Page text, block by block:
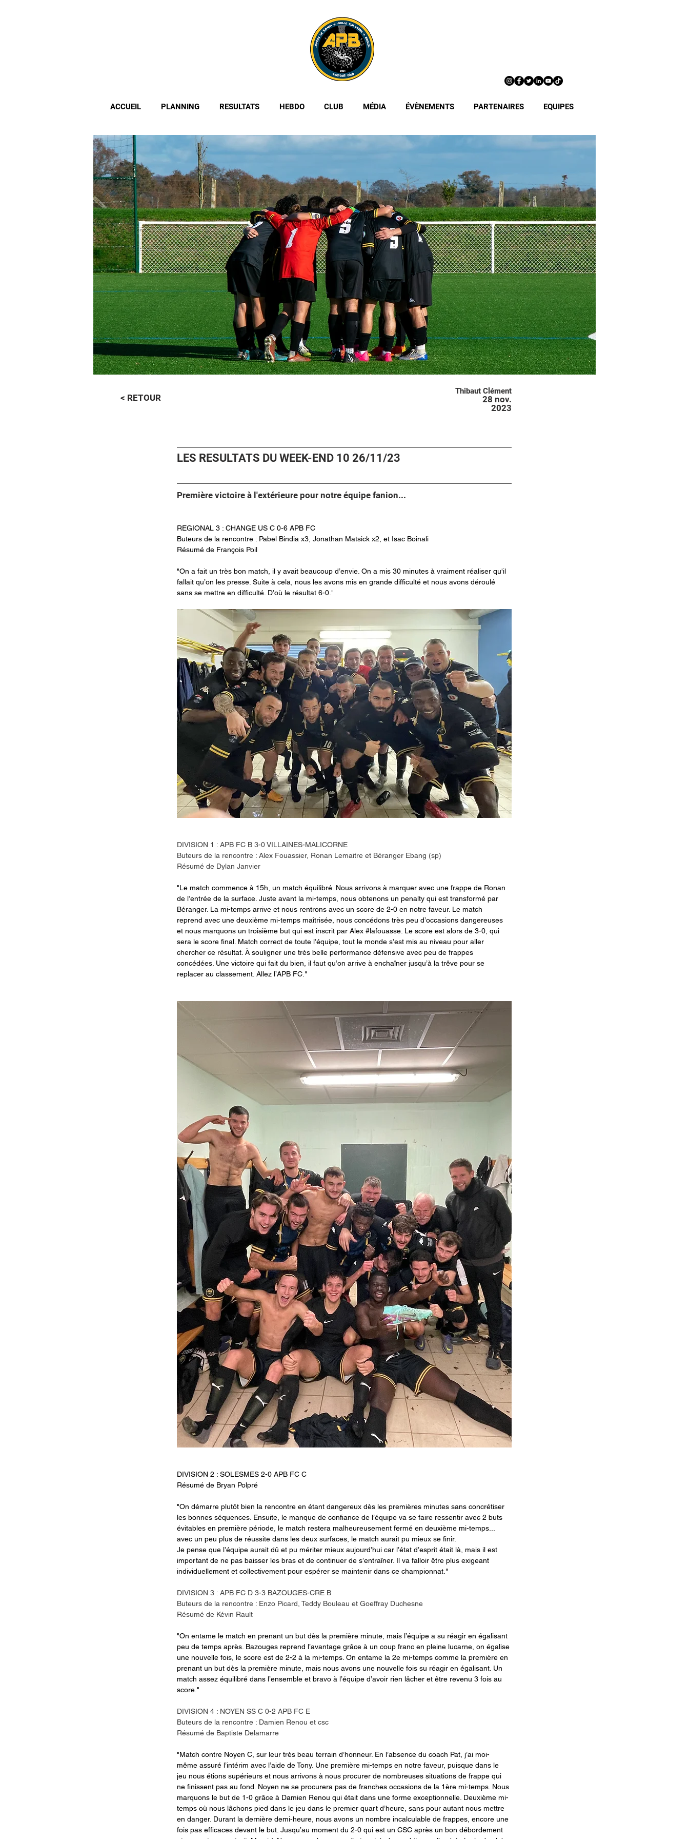
ACCUEIL PLANNING RESULTATS HEBDO CLUB MÉDIA ÉVÈNEMENTS PARTENAIRES EQUIPES
< RETOUR
Thibaut Clément
28 nov.
2023
LES RESULTATS DU WEEK-END 10 26/11/23
Première victoire à l'extérieure pour notre équipe fanion...
REGIONAL 3 : CHANGE US C 0-6 APB FC
Buteurs de la rencontre : Pabel Bindia x3, Jonathan Matsick x2, et Isac Boinali
Résumé de François Poil
"On a fait un très bon match, il y avait beaucoup d’envie. On a mis 30 minutes à vraiment réaliser qu'il
fallait qu’on les presse. Suite à cela, nous les avons mis en grande difficulté et nous avons déroulé
sans se mettre en difficulté. D’où le résultat 6-0."
DIVISION 1 : APB FC B 3-0 VILLAINES-MALICORNE
Buteurs de la rencontre : Alex Fouassier, Ronan Lemaitre et Béranger Ebang (sp)
Résumé de Dylan Janvier
"Le match commence à 15h, un match équilibré. Nous arrivons à marquer avec une frappe de Ronan
de l’entrée de la surface. Juste avant la mi-temps, nous obtenons un penalty qui est transformé par
Béranger. La mi-temps arrive et nous rentrons avec un score de 2-0 en notre faveur. Le match
reprend avec une deuxième mi-temps maîtrisée, nous concédons très peu d’occasions dangereuses
et nous marquons un troisième but qui est inscrit par Alex #lafouasse . Le score est alors de 3-0, qui
sera le score final. Match correct de toute l’équipe, tout le monde s’est mis au niveau pour aller
chercher ce résultat. À souligner une très belle performance défensive avec peu de frappes
concédées. Une victoire qui fait du bien, il faut qu’on arrive à enchaîner jusqu’à la trêve pour se
replacer au classement. Allez l’APB FC."
DIVISION 2 : SOLESMES 2-0 APB FC C
Résumé de Bryan Polpré
"On démarre plutôt bien la rencontre en étant dangereux dès les premières minutes sans concrétiser
les bonnes séquences. Ensuite, le manque de confiance de l’équipe va se faire ressentir avec 2 buts
évitables en première période, le match restera malheureusement fermé en deuxième mi-temps...
avec un peu plus de réussite dans les deux surfaces, le match aurait pu mieux se finir.
Je pense que l’équipe aurait dû et pu mériter mieux aujourd’hui car l’état d’esprit était là, mais il est
important de ne pas baisser les bras et de continuer de s’entraîner. Il va falloir être plus exigeant
individuellement et collectivement pour espérer se maintenir dans ce championnat."
DIVISION 3 : APB FC D 3-3 BAZOUGES-CRE B
Buteurs de la rencontre : Enzo Picard, Teddy Bouleau et Goeffray Duchesne
Résumé de Kévin Rault
"On entame le match en prenant un but dès la première minute, mais l’équipe a su réagir en égalisant
peu de temps après. Bazouges reprend l’avantage grâce à un coup franc en pleine lucarne, on égalise
une nouvelle fois, le score est de 2-2 à la mi-temps. On entame la 2e mi-temps comme la première en
prenant un but dès la première minute, mais nous avons une nouvelle fois su réagir en égalisant. Un
match assez équilibré dans l’ensemble et bravo à l’équipe d’avoir rien lâcher et être revenu 3 fois au
score."
DIVISION 4 : NOYEN SS C 0-2 APB FC E
Buteurs de la rencontre : Damien Renou et csc
Résumé de Baptiste Delamarre
"Match contre Noyen C, sur leur très beau terrain d’honneur. En l’absence du coach Pat, j’ai moi-
même assuré l’intérim avec l’aide de Tony. Une première mi-temps en notre faveur, puisque dans le
jeu nous étions supérieurs et nous arrivons à nous procurer de nombreuses situations de frappe qui
ne finissent pas au fond. Noyen ne se procurera pas de franches occasions de la 1ère mi-temps. Nous
marquons le but de 1-0 grâce à Damien Renou qui était dans une forme exceptionnelle. Deuxième mi-
temps où nous lâchons pied dans le jeu dans le premier quart d’heure, sans pour autant nous mettre
en danger. Durant la dernière demi-heure, nous avons un nombre incalculable de frappes, encore une
fois pas efficaces devant le but. Jusqu’au moment du 2-0 qui est un CSC après un bon débordement